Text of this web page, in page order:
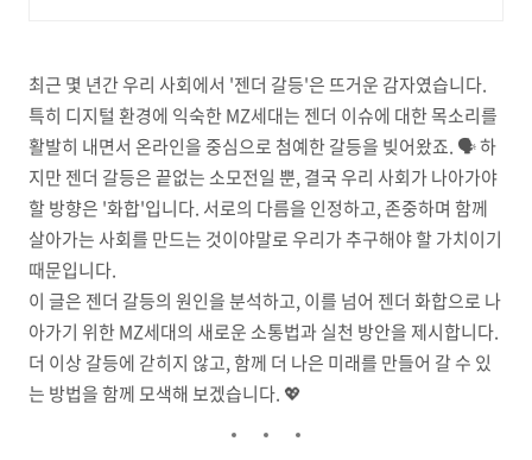
최근 몇 년간 우리 사회에서 '젠더 갈등'은 뜨거운 감자였습니다.
특히 디지털 환경에 익숙한 MZ세대는 젠더 이슈에 대한 목소리를
활발히 내면서 온라인을 중심으로 첨예한 갈등을 빚어왔죠. 🗣️ 하
지만 젠더 갈등은 끝없는 소모전일 뿐, 결국 우리 사회가 나아가야
할 방향은 '화합'입니다. 서로의 다름을 인정하고, 존중하며 함께
살아가는 사회를 만드는 것이야말로 우리가 추구해야 할 가치이기
때문입니다.
이 글은 젠더 갈등의 원인을 분석하고, 이를 넘어 젠더 화합으로 나
아가기 위한 MZ세대의 새로운 소통법과 실천 방안을 제시합니다.
더 이상 갈등에 갇히지 않고, 함께 더 나은 미래를 만들어 갈 수 있
는 방법을 함께 모색해 보겠습니다. 💖